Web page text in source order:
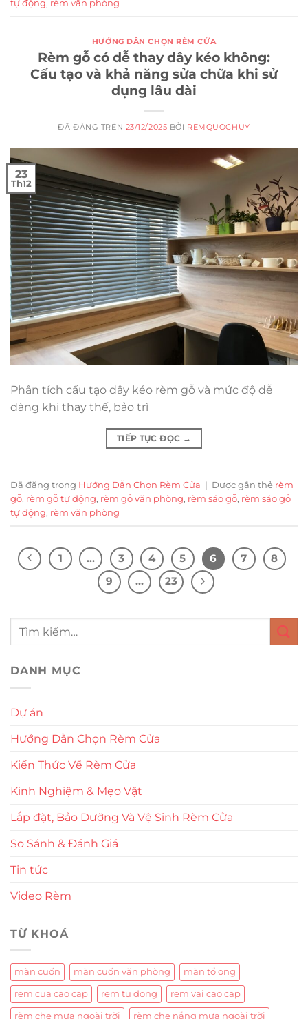
tự động, rèm văn phòng
HƯỚNG DẪN CHỌN RÈM CỬA
Rèm gỗ có dễ thay dây kéo không:
Cấu tạo và khả năng sửa chữa khi sử
dụng lâu dài
ĐÃ ĐĂNG TRÊN 23/12/2025 BỞI REMQUOCHUY
23
Th12
Phân tích cấu tạo dây kéo rèm gỗ và mức độ dễ
dàng khi thay thế, bảo trì
TIẾP TỤC ĐỌC →
Đã đăng trong Hướng Dẫn Chọn Rèm Cửa | Được gắn thẻ rèm
gỗ, rèm gỗ tự động, rèm gỗ văn phòng, rèm sáo gỗ, rèm sáo gỗ
tự động, rèm văn phòng
1 … 3 4 5 6 7
8
9
… 23
DANH MỤC
Dự án
Hướng Dẫn Chọn Rèm Cửa
Kiến Thức Về Rèm Cửa
Kinh Nghiệm & Mẹo Vặt
Lắp đặt, Bảo Dưỡng Và Vệ Sinh Rèm Cửa
So Sánh & Đánh Giá
Tin tức
Video Rèm
TỪ KHOÁ
màn cuốn màn cuốn văn phòng màn tổ ong
rem cua cao cap rem tu dong rem vai cao cap
rèm che mưa ngoài trời rèm che nắng mưa ngoài trời